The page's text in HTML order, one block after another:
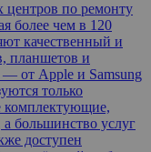
центров по ремонту
более чем в 120
качественный и
планшетов и
от Apple и Samsung
только
комплектующие,
а большинство услуг
доступен